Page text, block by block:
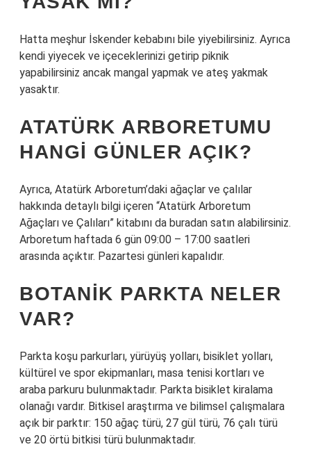
Hatta meşhur İskender kebabını bile yiyebilirsiniz. Ayrıca
kendi yiyecek ve içeceklerinizi getirip piknik
yapabilirsiniz ancak mangal yapmak ve ateş yakmak
yasaktır.
ATATÜRK ARBORETUMU
HANGI GÜNLER AÇIK?
Ayrıca, Atatürk Arboretum’daki ağaçlar ve çalılar
hakkında detaylı bilgi içeren “Atatürk Arboretum
Ağaçları ve Çalıları” kitabını da buradan satın alabilirsiniz.
Arboretum haftada 6 gün 09:00 – 17:00 saatleri
arasında açıktır. Pazartesi günleri kapalıdır.
BOTANIK PARKTA NELER
VAR?
Parkta koşu parkurları, yürüyüş yolları, bisiklet yolları,
kültürel ve spor ekipmanları, masa tenisi kortları ve
araba parkuru bulunmaktadır. Parkta bisiklet kiralama
olanağı vardır. Bitkisel araştırma ve bilimsel çalışmalara
açık bir parktır: 150 ağaç türü, 27 gül türü, 76 çalı türü
ve 20 örtü bitkisi türü bulunmaktadır.